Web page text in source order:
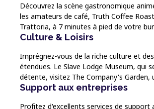
Découvrez la scène gastronomique
les amateurs de café, Truth Coffee
Trattoria, à 7 minutes à pied de votre
Culture & Loisirs
Imprégnez-vous de la riche culture et
étendues. Le Slave Lodge Museum, qui
détente, visitez The Company's
Support aux entreprises
Profitez d'excellents services de